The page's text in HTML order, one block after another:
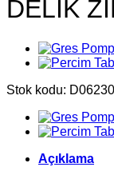
DELİK
Stok kodu:
Açıklama